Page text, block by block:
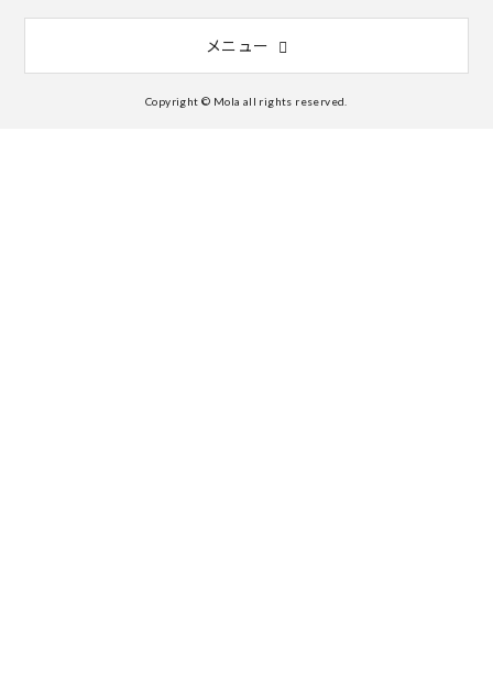
メニュー
Copyright © Mola all rights reserved.